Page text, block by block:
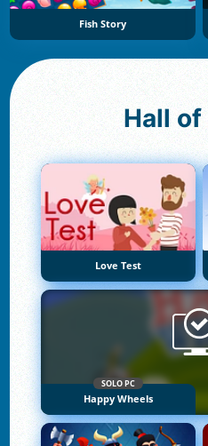
Fish Story
Hall of
Love Test
SOLO PC
Happy Wheels